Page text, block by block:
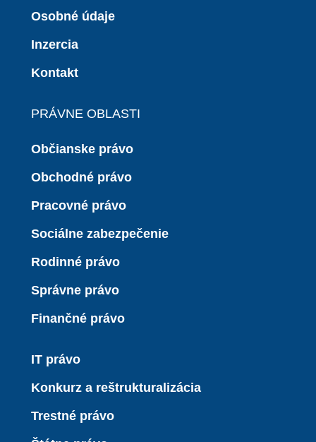
Osobné údaje
Inzercia
Kontakt
PRÁVNE OBLASTI
Občianske právo
Obchodné právo
Pracovné právo
Sociálne zabezpečenie
Rodinné právo
Správne právo
Finančné právo
IT právo
Konkurz a reštrukturalizácia
Trestné právo